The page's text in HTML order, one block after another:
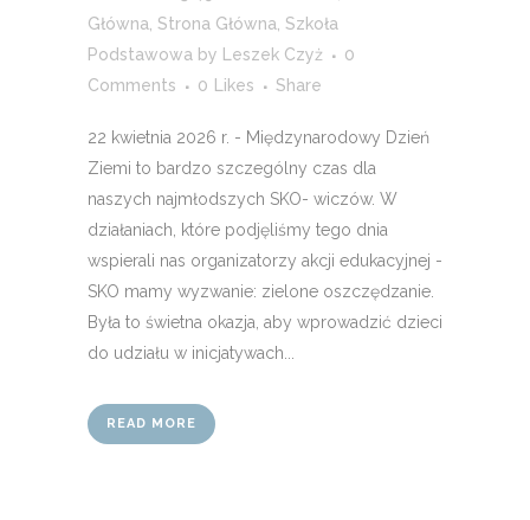
Główna Strona Główna Szkoła
Podstawowa by Leszek Czyż
0
Comments
0 Likes Share
22 kwietnia 2026 r. - Międzynarodowy Dzień
Ziemi to bardzo szczególny czas dla
naszych najmłodszych SKO- wiczów. W
działaniach, które podjęliśmy tego dnia
wspierali nas organizatorzy akcji edukacyjnej -
SKO mamy wyzwanie: zielone oszczędzanie.
Była to świetna okazja, aby wprowadzić dzieci
do udziału w inicjatywach...
READ MORE